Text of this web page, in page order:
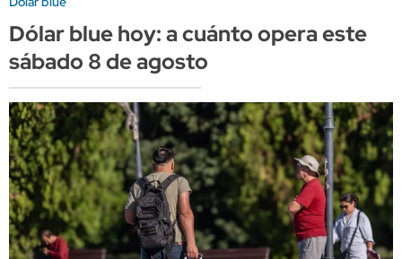
Dólar blue hoy: a cuánto opera este
sábado 8 de agosto